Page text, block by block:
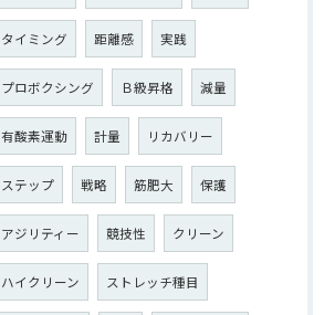
タイミング 距離感 実践
プロボクシング Ｂ級昇格 減量
有酸素運動 計量 リカバリー
ステップ 戦略 筋肥大 保護
アジリティー 競技性 クリーン
ハイクリーン ストレッチ種目